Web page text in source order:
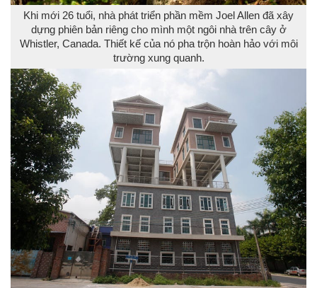
Khi mới 26 tuổi, nhà phát triển phần mềm Joel Allen đã xây
dựng phiên bản riêng cho mình một ngôi nhà trên cây ở
Whistler, Canada. Thiết kế của nó pha trộn hoàn hảo với môi
trường xung quanh.